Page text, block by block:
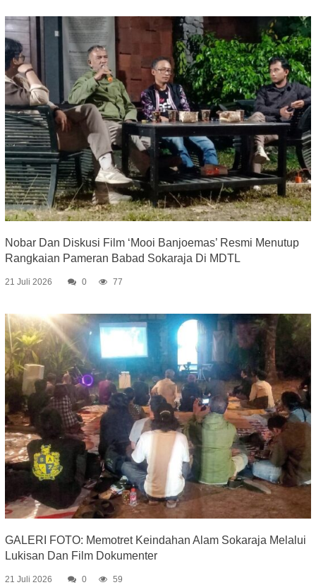
Nobar Dan Diskusi Film ‘Mooi Banjoemas’ Resmi Menutup
Rangkaian Pameran Babad Sokaraja Di MDTL
21 Juli 2026 0 77
GALERI FOTO: Memotret Keindahan Alam Sokaraja Melalui
Lukisan Dan Film Dokumenter
21 Juli 2026 0 59